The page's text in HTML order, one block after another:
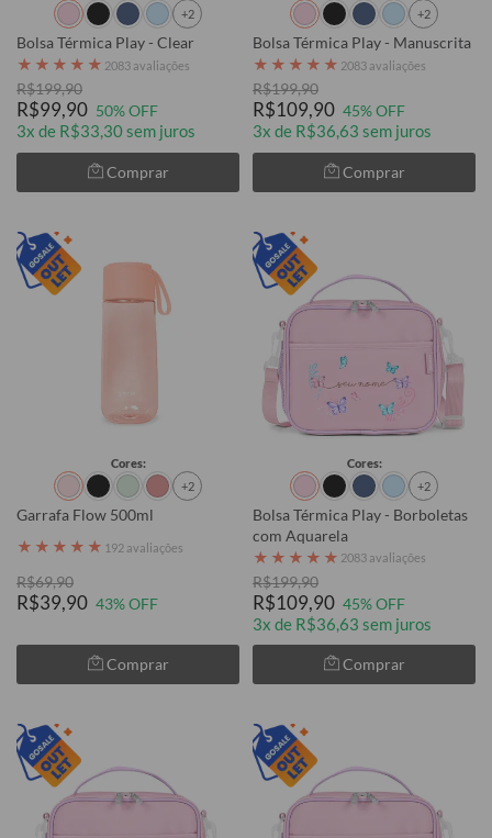
+2
Bolsa Térmica Play - Clear
★ ★ ★ ★ ★ 2083 avaliações
R$199,90
R$99,90 50% OFF
3x de R$33,30 sem juros
Comprar
+2
Bolsa Térmica Play - Manuscrita
★ ★ ★ ★ ★ 2083 avaliações
R$199,90
R$109,90 45% OFF
3x de R$36,63 sem juros
Comprar
Cores:
+2
Garrafa Flow 500ml
★ ★ ★ ★ ★ 192 avaliações
R$69,90
R$39,90 43% OFF
Comprar
Cores:
+2
Bolsa Térmica Play - Borboletas
com Aquarela
★ ★ ★ ★ ★ 2083 avaliações
R$199,90
R$109,90 45% OFF
3x de R$36,63 sem juros
Comprar